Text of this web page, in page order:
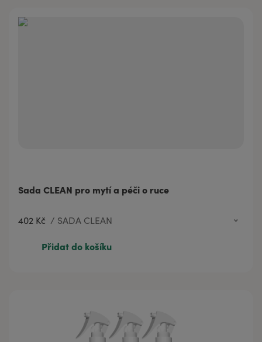
Sada CLEAN pro mytí a péči o ruce
402 Kč / SADA CLEAN
Přidat do košíku